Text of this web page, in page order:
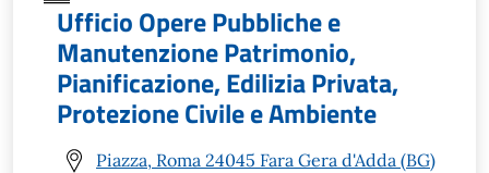
Ufficio Opere Pubbliche e
Manutenzione Patrimonio,
Pianificazione, Edilizia Privata,
Protezione Civile e Ambiente
Piazza, Roma 24045 Fara Gera d'Adda (BG)